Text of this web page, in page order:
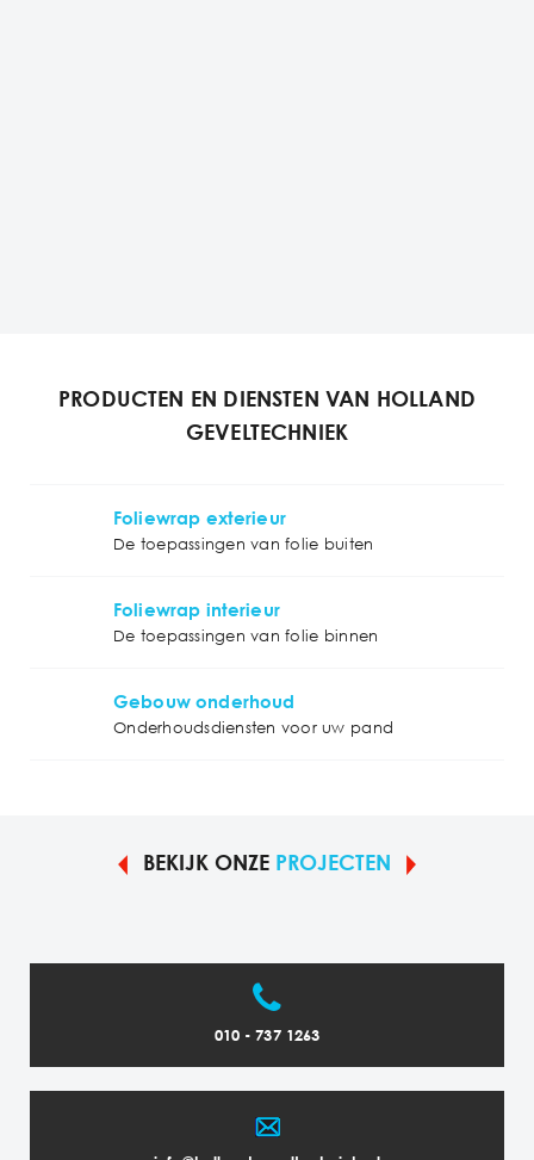
PRODUCTEN EN DIENSTEN VAN HOLLAND
GEVELTECHNIEK
Foliewrap exterieur
De toepassingen van folie buiten
Foliewrap interieur
De toepassingen van folie binnen
Gebouw onderhoud
Onderhoudsdiensten voor uw pand
BEKIJK ONZE PROJECTEN
010 - 737 1263